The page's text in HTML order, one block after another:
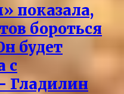
показала,
бороться
будет
с
Гладилин